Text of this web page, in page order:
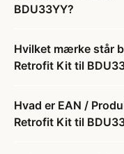
BDU33YY?
Hvilket mærke står
Retrofit Kit til
Hvad er EAN /
Retrofit Kit til